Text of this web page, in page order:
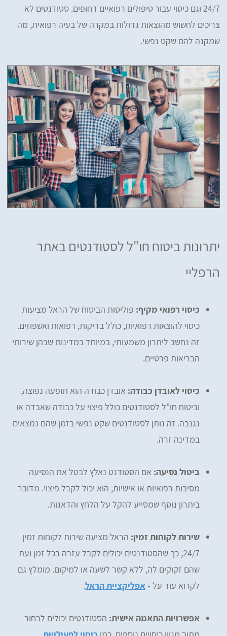
24/7 וגם כיסוי עבור טיפולים רפואיים דחופים. סטודנטים לא
צריכים לחשוש מהוצאות גדולות במקרה של בעיה רפואית, מה
שמקנה להם שקט נפשי.
יתרונות ביטוח חו"ל לסטודנטים באתר
הרפליי
כיסוי רפואי מקיף: פוליסות הביטוח של הראל מציעות
כיסוי להוצאות רפואיות, כולל בדיקות, רפואות ואשפוזים.
זה נחשב ליתרון משמעותי, במיוחד במדינות שבהן שירותי
הבריאות פרטיים.
כיסוי לאובדן כבודה: אובדן כבודה הוא תופעה נפוצה,
וביטוח חו"ל לסטודנטים כולל פיצוי על כבודה שאבדה או
נגנבה. זה נותן לסטודנטים שקט נפשי בזמן שהם נמצאים
במדינה זרה.
ביטול נסיעה: אם הסטודנט נאלץ לבטל את הנסיעה
מסיבות רפואיות או אישיות, הוא יכול לקבל פיצוי. מדובר
ביתרון נוסף שמסייע להקל על הלחץ והדאגות.
שירות לקוחות זמין: הראל מציעה שירות לקוחות זמין
24/7, כך שהסטודנטים יכולים לקבל עזרה בכל זמן ועת
שהם זקוקים לה, ללא קשר לשעה או למיקום. מומלץ גם
לקרוא עוד על -אפליקציית הראל.
אפשרויות התאמה אישית: הסטודנטים יכולים לבחור